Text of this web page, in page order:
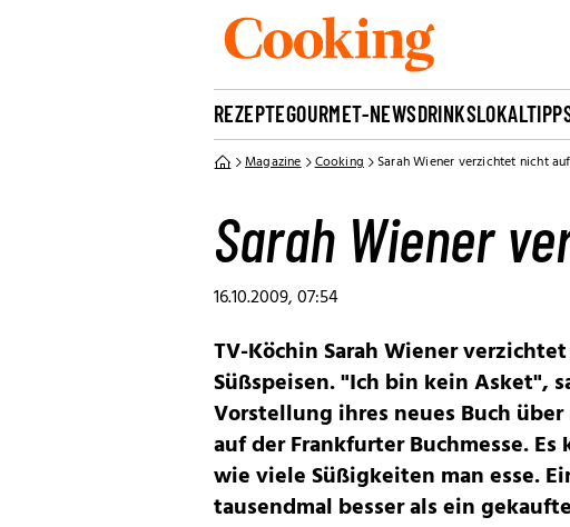
REZEPTEGOURMET-NEWSDRINKS
Magazine Cooking Sarah Wiener verzichtet nicht
Sarah Wiener
16.10.2009, 07:54
TV-Köchin Sarah Wiener
Süßspeisen. "Ich bin kein Asket",
Vorstellung ihres neues Buch
auf der Frankfurter Buchmesse.
wie viele Süßigkeiten man esse.
tausendmal besser als ein